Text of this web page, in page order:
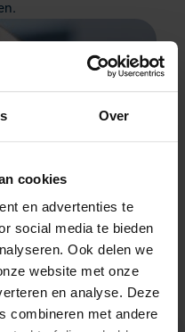
Over
cookies
en advertenties te
social media te bieden
Ook delen we
website met onze
en analyse. Deze
combineren met andere